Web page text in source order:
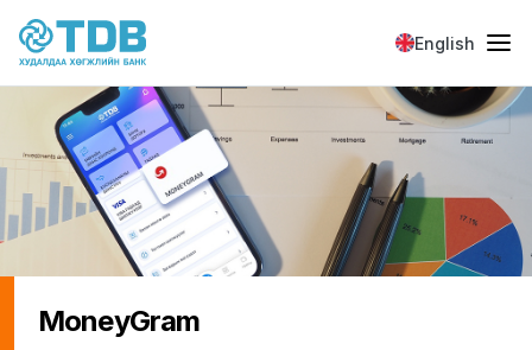
Skip to main content
English
MoneyGram